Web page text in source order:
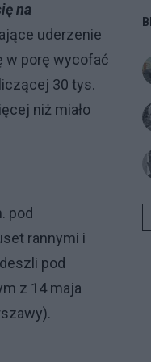
na
uderzenie
w porę wycofać
30 tys.
niż miało
pod
rannymi i
pod
z 14 maja